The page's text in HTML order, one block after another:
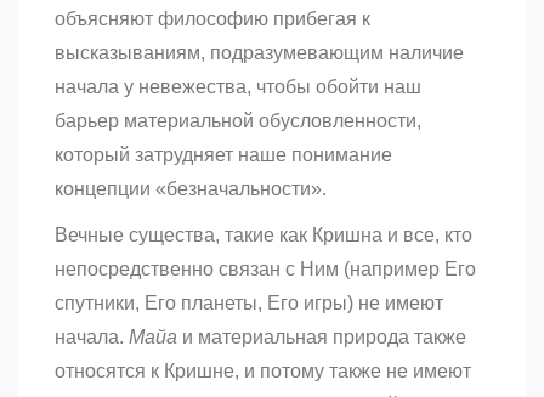
объясняют философию прибегая к
высказываниям, подразумевающим наличие
начала у невежества, чтобы обойти наш
барьер материальной обусловленности,
который затрудняет наше понимание
концепции «безначальности».
Вечные существа, такие как Кришна и все, кто
непосредственно связан с Ним (например Его
спутники, Его планеты, Его игры) не имеют
начала. Mайа и материальная природа также
относятся к Кришне, и потому также не имеют